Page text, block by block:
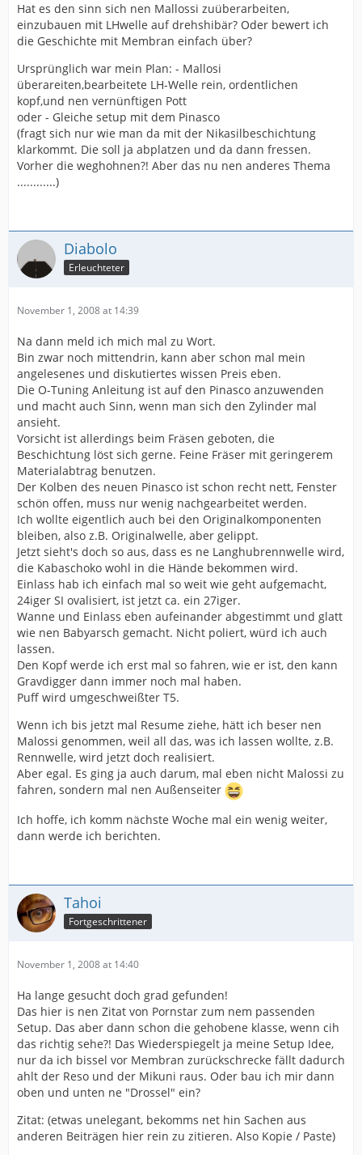
Hat es den sinn sich nen Mallossi zuüberarbeiten,
einzubauen mit LHwelle auf drehshibär? Oder bewert ich
die Geschichte mit Membran einfach über?
Ursprünglich war mein Plan: - Mallosi
überareiten,bearbeitete LH-Welle rein, ordentlichen
kopf,und nen vernünftigen Pott
oder - Gleiche setup mit dem Pinasco
(fragt sich nur wie man da mit der Nikasilbeschichtung
klarkommt. Die soll ja abplatzen und da dann fressen.
Vorher die weghohnen?! Aber das nu nen anderes Thema
............)
Diabolo
Erleuchteter
November 1, 2008 at 14:39
Na dann meld ich mich mal zu Wort.
Bin zwar noch mittendrin, kann aber schon mal mein
angelesenes und diskutiertes wissen Preis eben.
Die O-Tuning Anleitung ist auf den Pinasco anzuwenden
und macht auch Sinn, wenn man sich den Zylinder mal
ansieht.
Vorsicht ist allerdings beim Fräsen geboten, die
Beschichtung löst sich gerne. Feine Fräser mit geringerem
Materialabtrag benutzen.
Der Kolben des neuen Pinasco ist schon recht nett, Fenster
schön offen, muss nur wenig nachgearbeitet werden.
Ich wollte eigentlich auch bei den Originalkomponenten
bleiben, also z.B. Originalwelle, aber gelippt.
Jetzt sieht's doch so aus, dass es ne Langhubrennwelle wird,
die Kabaschoko wohl in die Hände bekommen wird.
Einlass hab ich einfach mal so weit wie geht aufgemacht,
24iger SI ovalisiert, ist jetzt ca. ein 27iger.
Wanne und Einlass eben aufeinander abgestimmt und glatt
wie nen Babyarsch gemacht. Nicht poliert, würd ich auch
lassen.
Den Kopf werde ich erst mal so fahren, wie er ist, den kann
Gravdigger dann immer noch mal haben.
Puff wird umgeschweißter T5.
Wenn ich bis jetzt mal Resume ziehe, hätt ich beser nen
Malossi genommen, weil all das, was ich lassen wollte, z.B.
Rennwelle, wird jetzt doch realisiert.
Aber egal. Es ging ja auch darum, mal eben nicht Malossi zu
fahren, sondern mal nen Außenseiter
Ich hoffe, ich komm nächste Woche mal ein wenig weiter,
dann werde ich berichten.
Tahoi
Fortgeschrittener
November 1, 2008 at 14:40
Ha lange gesucht doch grad gefunden!
Das hier is nen Zitat von Pornstar zum nem passenden
Setup. Das aber dann schon die gehobene klasse, wenn cih
das richtig sehe?! Das Wiederspiegelt ja meine Setup Idee,
nur da ich bissel vor Membran zurückschrecke fällt dadurch
ahlt der Reso und der Mikuni raus. Oder bau ich mir dann
oben und unten ne "Drossel" ein?
Zitat: (etwas unelegant, bekomms net hin Sachen aus
anderen Beiträgen hier rein zu zitieren. Also Kopie / Paste)